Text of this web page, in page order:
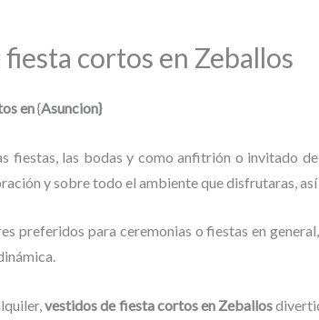
cortos en Zeballos
en{Asuncion}
fiestas, las bodas y como anfitrión o invitado
y sobre todo el ambiente que disfrutaras,
preferidos para ceremonias o fiestas en
vestidos de fiesta cortos en Zeballos